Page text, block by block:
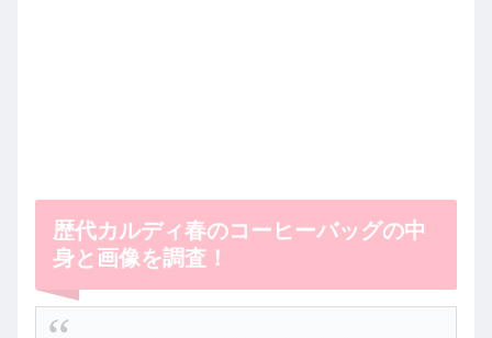
歴代カルディ春のコーヒーバッグの中
身と画像を調査！